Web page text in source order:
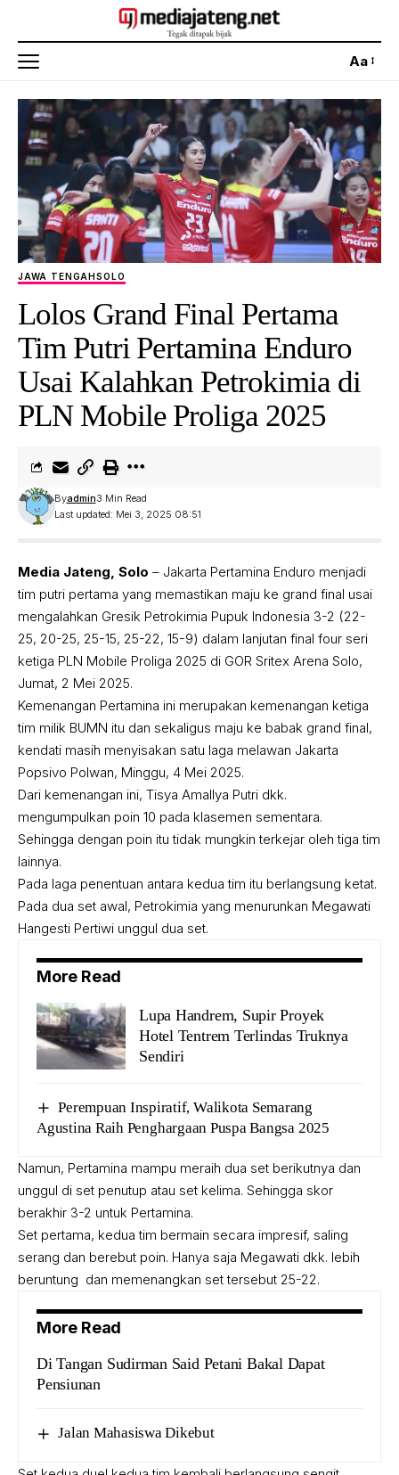
Aa
JAWA TENGAHSOLO
Lolos Grand Final Pertama
Tim Putri Pertamina Enduro
Usai Kalahkan Petrokimia di
PLN Mobile Proliga 2025
Last updated: Mei 3, 2025 08:51
Byadmin3 Min Read
Media Jateng, Solo – Jakarta Pertamina Enduro menjadi
tim putri pertama yang memastikan maju ke grand final usai
mengalahkan Gresik Petrokimia Pupuk Indonesia 3-2 (22-
25, 20-25, 25-15, 25-22, 15-9) dalam lanjutan final four seri
ketiga PLN Mobile Proliga 2025 di GOR Sritex Arena Solo,
Jumat, 2 Mei 2025.
Kemenangan Pertamina ini merupakan kemenangan ketiga
tim milik BUMN itu dan sekaligus maju ke babak grand final,
kendati masih menyisakan satu laga melawan Jakarta
Popsivo Polwan, Minggu, 4 Mei 2025.
Dari kemenangan ini, Tisya Amallya Putri dkk.
mengumpulkan poin 10 pada klasemen sementara.
Sehingga dengan poin itu tidak mungkin terkejar oleh tiga tim
lainnya.
Pada laga penentuan antara kedua tim itu berlangsung ketat.
Pada dua set awal, Petrokimia yang menurunkan Megawati
Hangesti Pertiwi unggul dua set.
More Read
Lupa Handrem, Supir Proyek
Hotel Tentrem Terlindas Truknya
Sendiri
Perempuan Inspiratif, Walikota Semarang
Agustina Raih Penghargaan Puspa Bangsa 2025
Namun, Pertamina mampu meraih dua set berikutnya dan
unggul di set penutup atau set kelima. Sehingga skor
berakhir 3-2 untuk Pertamina.
Set pertama, kedua tim bermain secara impresif, saling
serang dan berebut poin. Hanya saja Megawati dkk. lebih
beruntung dan memenangkan set tersebut 25-22.
More Read
Di Tangan Sudirman Said Petani Bakal Dapat
Pensiunan
Jalan Mahasiswa Dikebut